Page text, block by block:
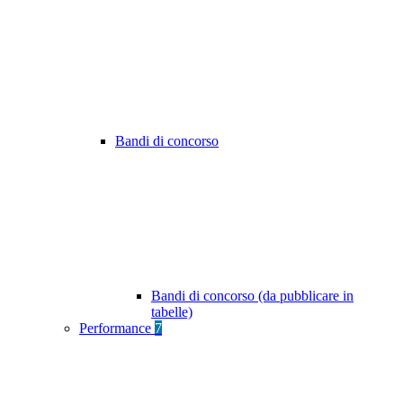
Bandi di concorso
Bandi di concorso (da pubblicare in
tabelle)
Performance 7